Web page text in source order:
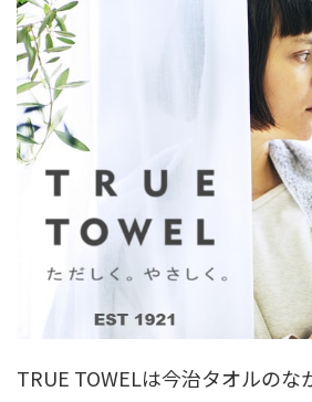
TRUE TOWELは今治タオルのな